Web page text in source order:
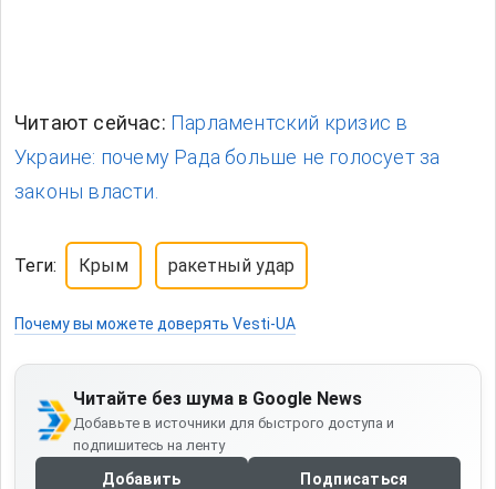
Читают сейчас: Парламентский кризис в
Украине: почему Рада больше не голосует за
законы власти.
Теги: Крым ракетный удар
Почему вы можете доверять Vesti-UA
Читайте без шума в Google News
Добавьте в источники для быстрого доступа и
подпишитесь на ленту
Добавить Подписаться